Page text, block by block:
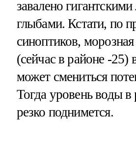
завалено
глыбами. Кстати, по
синоптиков, морозная
(сейчас в районе -25)
может смениться
Тогда уровень воды в
резко поднимется.